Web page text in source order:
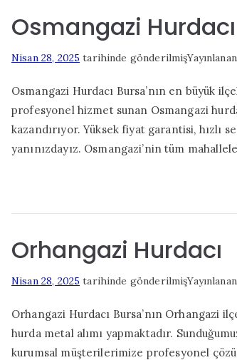
Osmangazi Hurdacı
Nisan 28, 2025 tarihinde gönderilmiş
Osmangazi Hurdacı Bursa’nın en büyük
profesyonel hizmet sunan Osmangazi
kazandırıyor. Yüksek fiyat garantisi, hızlı
yanınızdayız. Osmangazi’nin tüm
Orhangazi Hurdacı
Nisan 28, 2025 tarihinde gönderilmiş
Orhangazi Hurdacı Bursa’nın Orhangazi
hurda metal alımı yapmaktadır.
kurumsal müşterilerimize profesyonel